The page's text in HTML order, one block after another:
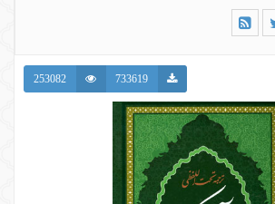
733619
253082